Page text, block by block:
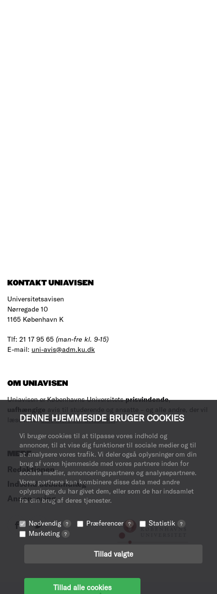
DENNE HJEMMESIDE BRUGER COOKIES
Vi bruger cookies til at tilpasse vores indhold og
annoncer, til at vise dig funktioner til sociale medier og til
at analysere vores trafik. Vi deler også oplysninger om din
brug af vores hjemmeside med vores partnere inden for
sociale medier, annonceringspartnere og analysepartnere.
Vores partnere kan kombinere disse data med andre
oplysninger, du har givet dem, eller som de har indsamlet
fra din brug af deres tjenester.
Nødvendig ? Præferencer ? Statistik ?
Marketing ?
Tillad valgte
Tillad alle cookies
KONTAKT UNIAVISEN
Universitetsavisen
Nørregade 10
1165 København K
Tlf: 21 17 95 65 (man-fre kl. 9-15)
E-mail: uni-avis@adm.ku.dk
OM UNIAVISEN
Uniavisen er Københavns Universitetsprisvindende,
uafhængige avis til studerende og ansatte – og alle andre, der vil
læse med.Læs mere om avisen her.
MERE
Redaktionen
Indsend debatindlæg
Annoncering